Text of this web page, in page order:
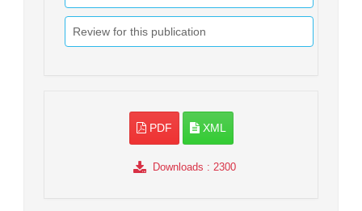
Review for this publication
PDF XML
Downloads : 2300